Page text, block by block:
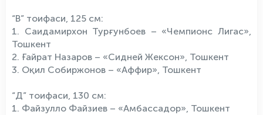
“В” тоифаси, 125 см:
1. Саидамирхон Турғунбоев – «Чемпионс Лигас»,
Тошкент
2. Ғайрат Назаров – «Сидней Жексон», Тошкент
3. Оқил Собиржонов – «Аффир», Тошкент
“Д” тоифаси, 130 см:
1. Файзулло Файзиев – «Амбассадор», Тошкент